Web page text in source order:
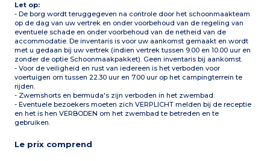
Let op:
- De borg wordt teruggegeven na controle door het schoonmaakteam
op de dag van uw vertrek en onder voorbehoud van de regeling van
eventuele schade en onder voorbehoud van de netheid van de
accommodatie. De inventaris is voor uw aankomst gemaakt en wordt
met u gedaan bij uw vertrek (indien vertrek tussen 9.00 en 10.00 uur en
zonder de optie Schoonmaakpakket). Geen inventaris bij aankomst.
- Voor de veiligheid en rust van iedereen is het verboden voor
voertuigen om tussen 22.30 uur en 7.00 uur op het campingterrein te
rijden.
- Zwemshorts en bermuda's zijn verboden in het zwembad.
- Eventuele bezoekers moeten zich VERPLICHT melden bij de receptie
en het is hen VERBODEN om het zwembad te betreden en te
gebruiken.
Le prix comprend